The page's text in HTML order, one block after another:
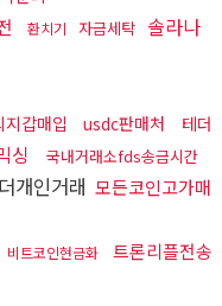
환치기 자금세탁 솔라나
갑매입 usdc판매처
테더
싱 국내거래소fds송금시간
개인거래 모든코인고가매
비트코인현금화
트론리플전송